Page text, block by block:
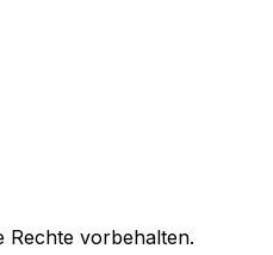
Rechte vorbehalten.